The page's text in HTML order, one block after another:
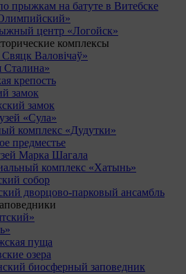
прыжкам на батуте в Витебске
центр «Логойск»
комплексы
Свяцк Валовічаў»
Сталина»
крепость
замок
замок
«Сула»
комплекс «Дудутки»
предместье
Марка Шагала
комплекс «Хатынь»
собор
дворцово-парковый ансамбль
пуща
озера
биосферный заповедник